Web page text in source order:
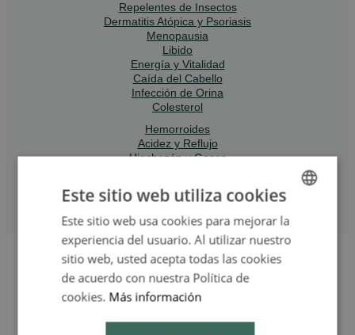
Repelentes de Insectos
Dermatitis Atópica y Psoriasis
Menopausia
Libido
Energía y Vitalidad
Caída del Cabello
Infección de Orina
Colesterol
Hemorroides
Acidez y Reflujo
Hinchazón y Gases
Estreñimiento y Diarreo
Gripe y Resfriado
Memoria y Concentración
Skip to the end of the images gallery
Skip to the beginning of the images gallery
SPANISH
ENGLISH
Este sitio web utiliza cookies
Este sitio web usa cookies para mejorar la
experiencia del usuario. Al utilizar nuestro
sitio web, usted acepta todas las cookies
de acuerdo con nuestra Política de
cookies. Más información